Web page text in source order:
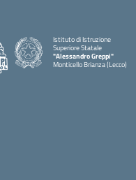
Istituto di Istruzione
Superiore Statale
"Alessandro Greppi"
Monticello Brianza (Lecco)